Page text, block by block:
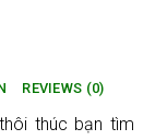
REVIEWS (0)
thúc bạn tìm